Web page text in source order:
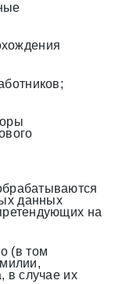
данных
на
(в том
в случае их